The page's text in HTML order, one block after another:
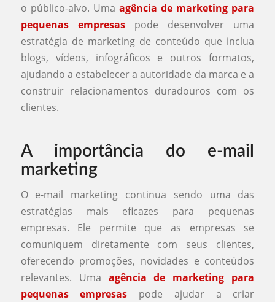
o público-alvo. Uma agência de marketing para
pequenas empresaspode desenvolver uma
estratégia de marketing de conteúdo que inclua
blogs, vídeos, infográficos e outros formatos,
ajudando a estabelecer a autoridade da marca e a
construir relacionamentos duradouros com os
clientes.
A importância do e-mail
marketing
O e-mail marketing continua sendo uma das
estratégias mais eficazes para pequenas
empresas. Ele permite que as empresas se
comuniquem diretamente com seus clientes,
oferecendo promoções, novidades e conteúdos
relevantes. Uma agência de marketing para
pequenas empresas pode ajudar a criar